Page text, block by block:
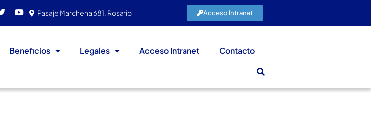
Pasaje Marchena 681, Rosario Acceso Intranet
Beneficios Legales Acceso Intranet Contacto